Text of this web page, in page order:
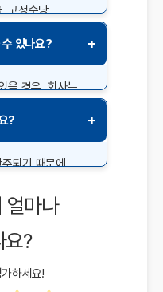
고정수당
무수당은
합니다.
수 있나요? +
을 경우, 회사는
청할 수 있으며,
? +
되기 때문에
제 내역을 확인할
얼마나
요?
하세요!